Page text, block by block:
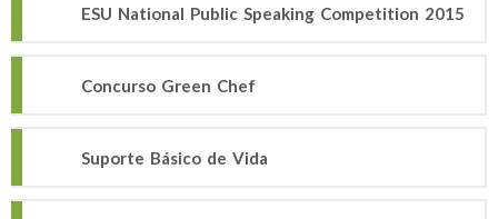
ESU National Public Speaking Competition 2015
Concurso Green Chef
Suporte Básico de Vida